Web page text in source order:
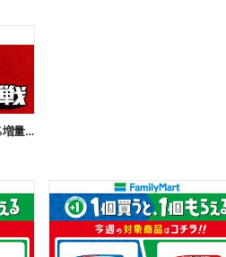
【おトク】お値段そのまま!45%増量作戦!